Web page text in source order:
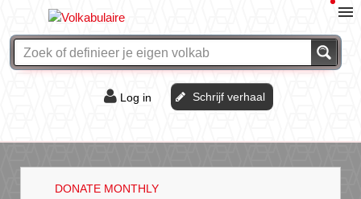
Log in Schrijf verhaal
DONATE MONTHLY